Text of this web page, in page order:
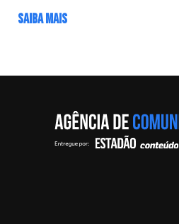
SAIBA MAIS